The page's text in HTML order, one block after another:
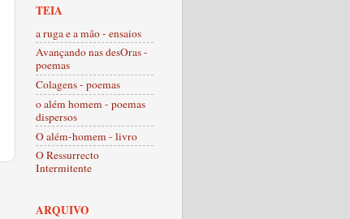
TEIA
a ruga e a mão - ensaios
Avançando nas desOras -
poemas
Colagens - poemas
o além homem - poemas
dispersos
O além-homem - livro
O Ressurrecto
Intermitente
ARQUIVO